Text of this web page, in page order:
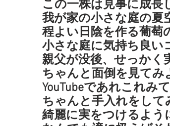
この一株は見事に成長
我が家の小さな庭の夏
程よい日陰を作る葡萄
小さな庭に気持ち良
親父が没後、せっかく
ちゃんと面倒を見てみ
YouTubeであれこれみ
ちゃんと手入れをして
綺麗に実をつけるよう